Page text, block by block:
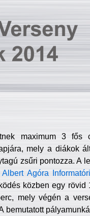
maximum 3 fős
mely a diákok
zsűri pontozza. A
Agóra
közben egy
mely végén a
bemutatott